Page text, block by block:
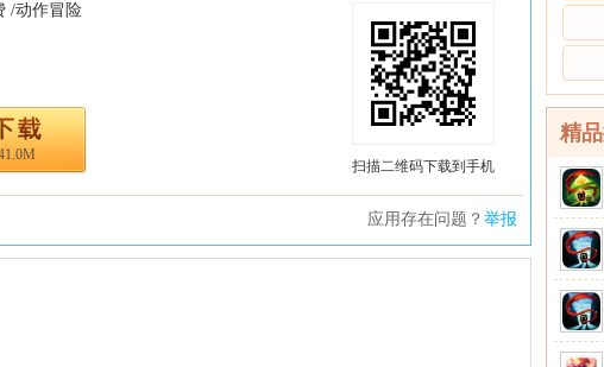
/动作冒险
应用存在问题？ 举报
扫描二维码下载到手机
精